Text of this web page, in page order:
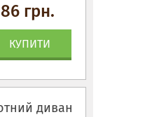
грн.
КУПИТИ
диван